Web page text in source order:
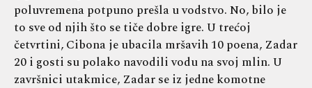
poluvremena potpuno prešla u vodstvo. No, bilo je
to sve od njih što se tiče dobre igre. U trećoj
četvrtini, Cibona je ubacila mršavih 10 poena, Zadar
20 i gosti su polako navodili vodu na svoj mlin. U
završnici utakmice, Zadar se iz jedne komotne